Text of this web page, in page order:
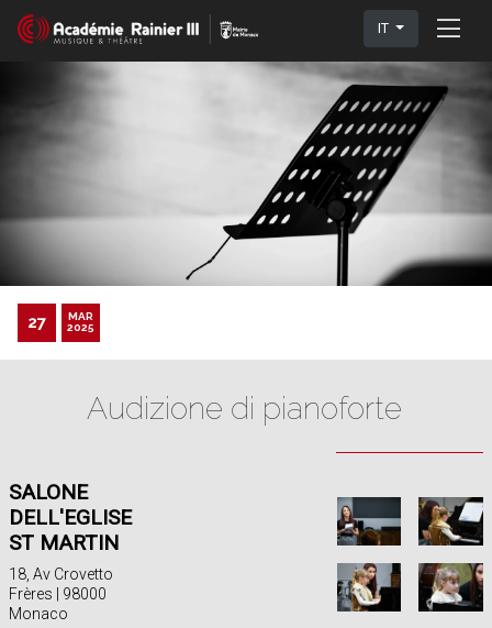
IT
27
MAR
2025
Audizione di pianoforte
SALONE
DELL'EGLISE
ST MARTIN
18, Av Crovetto
Frères | 98000
Monaco